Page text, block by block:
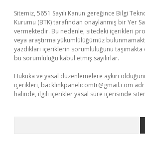
Sitemiz, 5651 Sayılı Kanun gereğince Bilgi
Kurumu (BTK) tarafından onaylanmış bir Yer
vermektedir. Bu nedenle, sitedeki içerikleri
veya araştırma yükümlülüğümüz
yazdıkları içeriklerin sorumluluğunu
bu sorumluluğu kabul etmiş sayılırlar.
Hukuka ve yasal düzenlemelere aykırı
içerikleri, backlinkpanelicomtr@gmail.com
halinde, ilgili içerikler yasal süre içerisinde